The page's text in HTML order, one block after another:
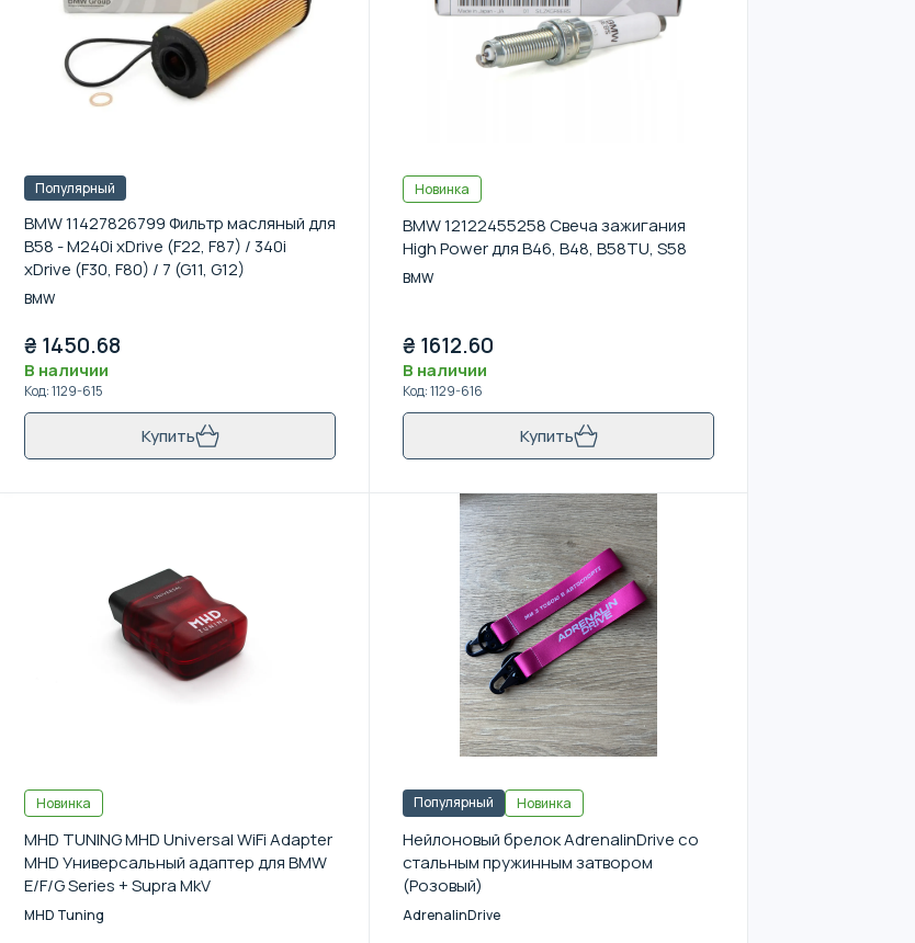
Популярный
BMW 11427826799 Фильтр масляный для
B58 - M240i xDrive (F22, F87) / 340i
xDrive (F30, F80) / 7 (G11, G12)
BMW
₴ 1450.68
В наличии
Код:1129-615
Купить
Новинка
BMW 12122455258 Свеча зажигания
High Power для B46, B48, B58TU, S58
BMW
₴ 1612.60
В наличии
Код:1129-616
Купить
Новинка
MHD TUNING MHD Universal WiFi Adapter
MHD Универсальный адаптер для BMW
E/F/G Series + Supra MkV
MHD Tuning
Популярный Новинка
Нейлоновый брелок AdrenalinDrive со
стальным пружинным затвором
(Розовый)
AdrenalinDrive